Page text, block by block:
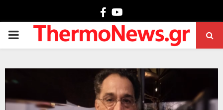
Facebook
PRIMARY